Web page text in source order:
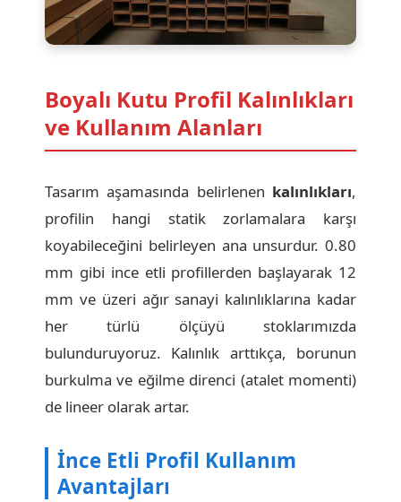
Boyalı Kutu Profil Kalınlıkları
ve Kullanım Alanları
Tasarım aşamasında belirlenen kalınlıkları,
profilin hangi statik zorlamalara karşı
koyabileceğini belirleyen ana unsurdur. 0.80
mm gibi ince etli profillerden başlayarak 12
mm ve üzeri ağır sanayi kalınlıklarına kadar
her türlü ölçüyü stoklarımızda
bulunduruyoruz. Kalınlık arttıkça, borunun
burkulma ve eğilme direnci (atalet momenti)
de lineer olarak artar.
İnce Etli Profil Kullanım
Avantajları